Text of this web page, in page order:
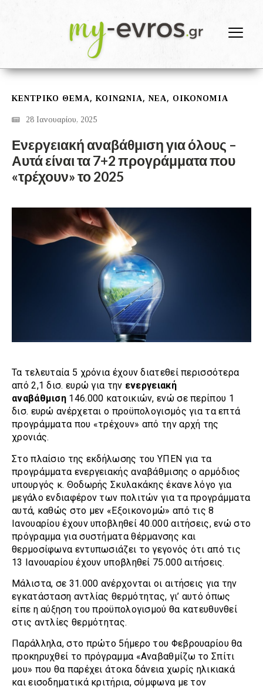
ΚΕΝΤΡΙΚΟ ΘΕΜΑ,ΚΟΙΝΩΝΙΑ, ΝΕΑ, ΟΙΚΟΝΟΜΙΑ
28 Ιανουαρίου, 2025
Ενεργειακή αναβάθμιση για όλους –
Αυτά είναι τα 7+2 προγράμματα που
«τρέχουν» το 2025
Τα τελευταία 5 χρόνια έχουν διατεθεί περισσότερα
από 2,1 δισ. ευρώ για την ενεργειακή
αναβάθμιση 146.000 κατοικιών, ενώ σε περίπου 1
δισ. ευρώ ανέρχεται ο προϋπολογισμός για τα επτά
προγράμματα που «τρέχουν» από την αρχή της
χρονιάς.
Στο πλαίσιο της εκδήλωσης του ΥΠΕΝ για τα
προγράμματα ενεργειακής αναβάθμισης ο αρμόδιος
υπουργός κ. Θοδωρής Σκυλακάκης έκανε λόγο για
μεγάλο ενδιαφέρον των πολιτών για τα προγράμματα
αυτά, καθώς στο μεν «Εξοικονομώ» από τις 8
Ιανουαρίου έχουν υποβληθεί 40.000 αιτήσεις, ενώ στο
πρόγραμμα για συστήματα θέρμανσης και
θερμοσίφωνα εντυπωσιάζει το γεγονός ότι από τις
13 Ιανουαρίου έχουν υποβληθεί 75.000 αιτήσεις.
Μάλιστα, σε 31.000 ανέρχονται οι αιτήσεις για την
εγκατάσταση αντλίας θερμότητας, γι’ αυτό όπως
είπε η αύξηση του προϋπολογισμού θα κατευθυνθεί
στις αντλίες θερμότητας.
Παράλληλα, στο πρώτο 5ήμερο του Φεβρουαρίου θα
προκηρυχθεί το πρόγραμμα «Αναβαθμίζω το Σπίτι
μου» που θα παρέχει άτοκα δάνεια χωρίς ηλικιακά
και εισοδηματικά κριτήρια, σύμφωνα με τον